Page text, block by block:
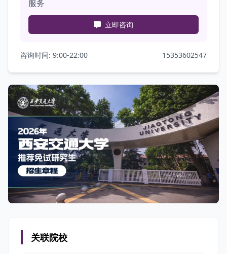
服务
立即咨询
咨询时间: 9:00-22:00 15353602547
关联院校